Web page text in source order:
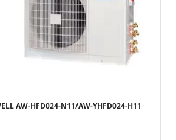
AW-HFD024-N11/AW-YHFD024-H11